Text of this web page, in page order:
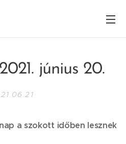
június 20.
a szokott időben lesznek